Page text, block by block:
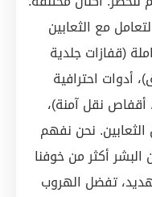
مع الثعابين
(قفازات جلدية
أدوات احترافية
نقل آمنة)،
نحن نفهم
البشر أكثر من خوفنا
تفضل الهروب